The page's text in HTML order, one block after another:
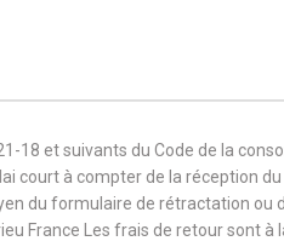
et suivants du Code de la
court à compter de la réception
du formulaire de rétractation ou
France Les frais de retour